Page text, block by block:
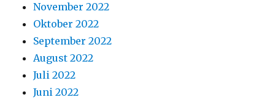
November 2022
Oktober 2022
September 2022
August 2022
Juli 2022
Juni 2022